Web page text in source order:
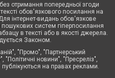
отримання попередньої згоди
обов'язкового посилання на
інтернет-видань обов'язкове
систем гіперпосилання
в тексті або в якості джерела.
Законом.
"Промо", "Партнерський
"Політичні новини", "Пресреліз",
на правах реклами.